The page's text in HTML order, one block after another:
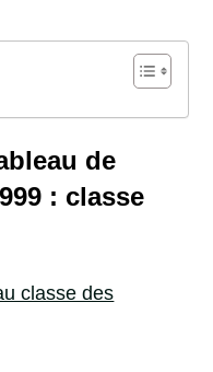
de
: classe
classe des